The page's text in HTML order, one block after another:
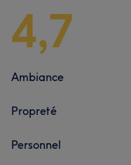
4,7
Ambiance
Propreté
Personnel